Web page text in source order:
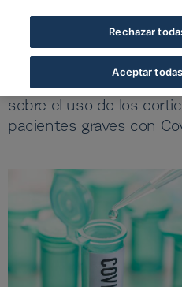
La OMS
tratamiento
La institución ha
sobre el uso de los
pacientes graves con
Rechazar
Aceptar